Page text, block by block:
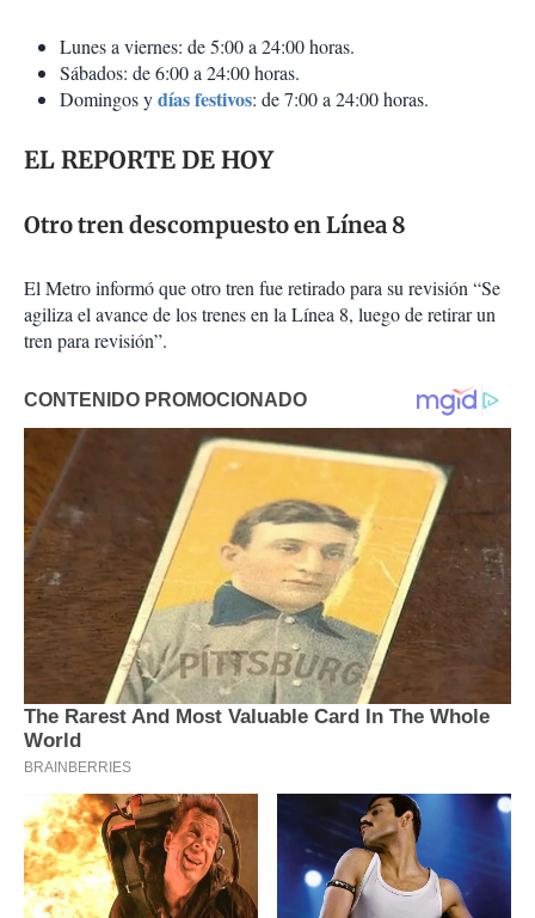
Lunes a viernes: de 5:00 a 24:00 horas.
Sábados: de 6:00 a 24:00 horas.
Domingos ydías festivos: de 7:00 a 24:00 horas.
EL REPORTE DE HOY
Otro tren descompuesto en Línea 8
El Metro informó que otro tren fue retirado para su revisión “Se
agiliza el avance de los trenes en la Línea 8, luego de retirar un
tren para revisión”.